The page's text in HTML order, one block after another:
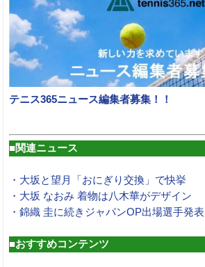
テニス365ニュース編集者募集！！
■関連ニュース
・大坂と望月「おにぎり交換」で快挙
・大坂 なおみ 着物は八木華がデザイン
・錦織 圭に続きジャパンOP出場選手発表
■おすすめコンテンツ